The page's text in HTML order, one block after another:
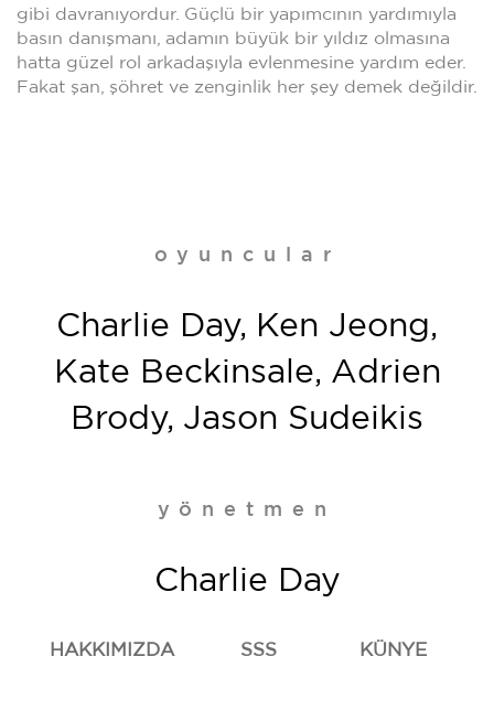
gibi davranıyordur. Güçlü bir yapımcının yardımıyla
basın danışmanı, adamın büyük bir yıldız olmasına
hatta güzel rol arkadaşıyla evlenmesine yardım eder.
Fakat şan, şöhret ve zenginlik her şey demek değildir.
oyuncular
Charlie Day, Ken Jeong,
Kate Beckinsale, Adrien
Brody, Jason Sudeikis
yönetmen
Charlie Day
HAKKIMIZDA SSS KÜNYE